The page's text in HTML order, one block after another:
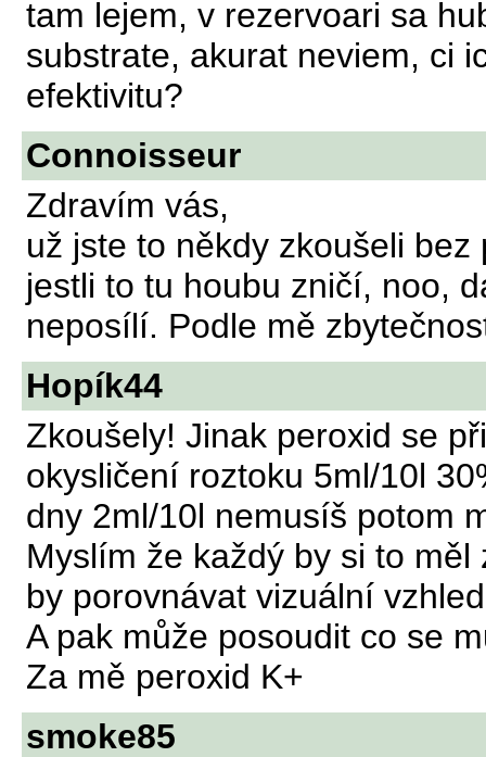
tam lejem, v rezervoari sa
substrate, akurat neviem, ci
efektivitu?
Connoisseur
Zdravím vás,
už jste to někdy zkoušeli
jestli to tu houbu zničí, noo,
neposílí. Podle mě
Hopík44
Zkoušely! Jinak peroxid se
okysličení roztoku 5ml/10l
dny 2ml/10l nemusíš potom
Myslím že každý by si to
by porovnávat vizuální
A pak může posoudit co se
Za mě peroxid K+
smoke85